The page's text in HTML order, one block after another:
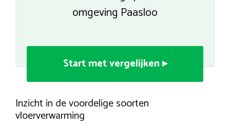
omgeving Paasloo
Start met vergelijken ▸
Inzicht in de voordelige soorten
vloerverwarming